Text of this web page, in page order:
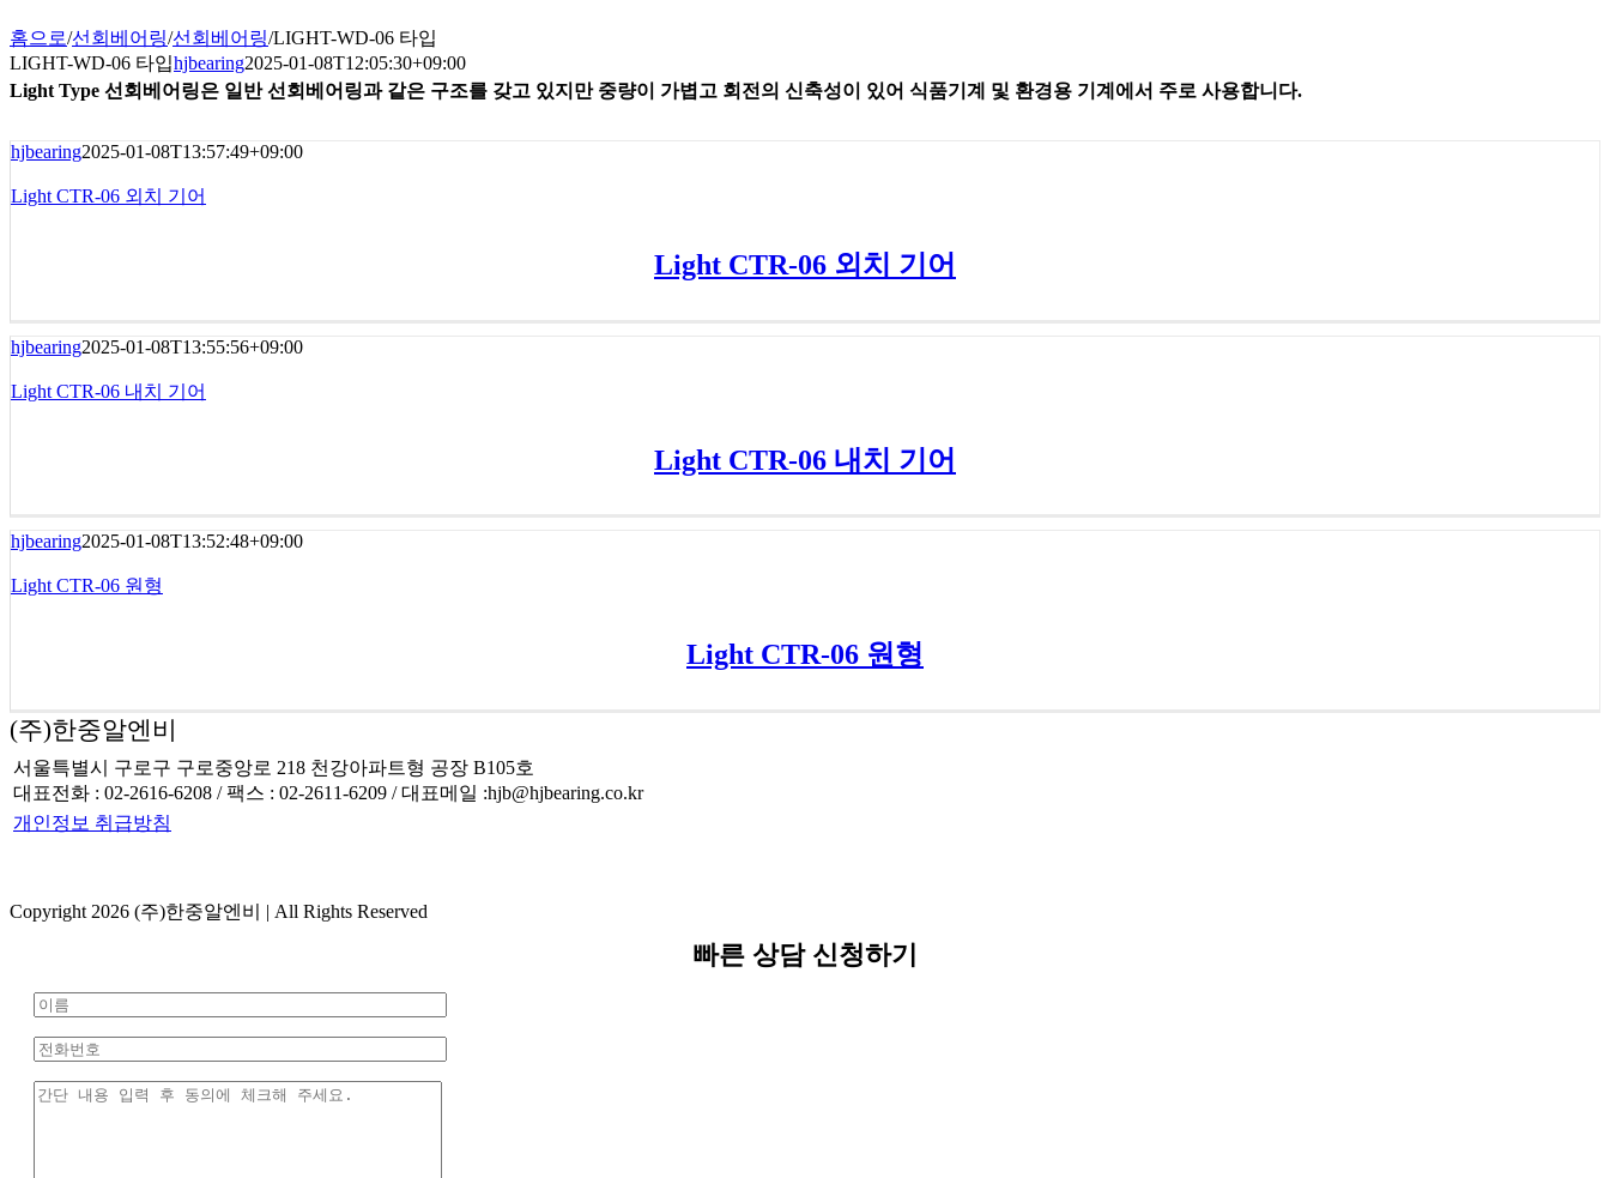
홈으로/선회베어링/선회베어링/LIGHT-WD-06 타입
LIGHT-WD-06 타입hjbearing2025-01-08T12:05:30+09:00
Light Type 선회베어링은 일반 선회베어링과 같은 구조를 갖고 있지만 중량이 가볍고 회전의 신축성이 있어 식품기계 및 환경용 기계에서 주로 사용합니다.
hjbearing2025-01-08T13:57:49+09:00
Light CTR-06 외치 기어
Light CTR-06 외치 기어
hjbearing2025-01-08T13:55:56+09:00
Light CTR-06 내치 기어
Light CTR-06 내치 기어
hjbearing2025-01-08T13:52:48+09:00
Light CTR-06 원형
Light CTR-06 원형
(주)한중알엔비
서울특별시 구로구 구로중앙로 218 천강아파트형 공장 B105호
대표전화 : 02-2616-6208 / 팩스 : 02-2611-6209 / 대표메일 :hjb@hjbearing.co.kr
개인정보 취급방침
Copyright 2026 (주)한중알엔비 | All Rights Reserved
Bar
Area
빠른 상담 신청하기